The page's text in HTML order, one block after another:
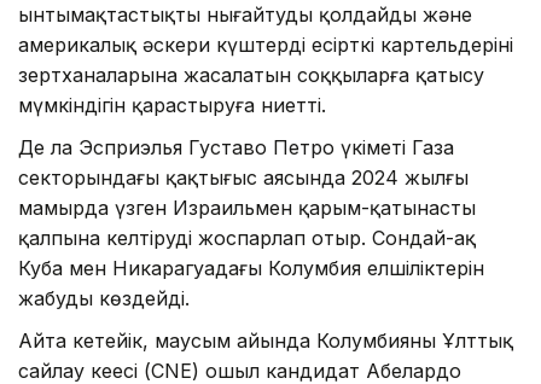
ынтымақтастықты нығайтуды қолдайды және
америкалық әскери күштердің есірткі картельдерінің
зертханаларына жасалатын соққыларға қатысу
мүмкіндігін қарастыруға ниетті.
Де ла Эсприэлья Густаво Петро үкіметі Газа
секторындағы қақтығыс аясында 2024 жылғы
мамырда үзген Израильмен қарым-қатынасты
қалпына келтіруді жоспарлап отыр. Сондай-ақ
Куба мен Никарагуадағы Колумбия елшіліктерін
жабуды көздейді.
Айта кетейік, маусым айында Колумбияның Ұлттық
сайлау кеңесі (CNE) оңшыл кандидат Абелардо